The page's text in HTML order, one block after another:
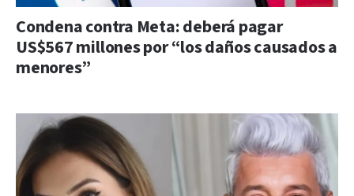
Condena contra Meta: deberá pagar
US$567 millones por “los daños causados a
menores”